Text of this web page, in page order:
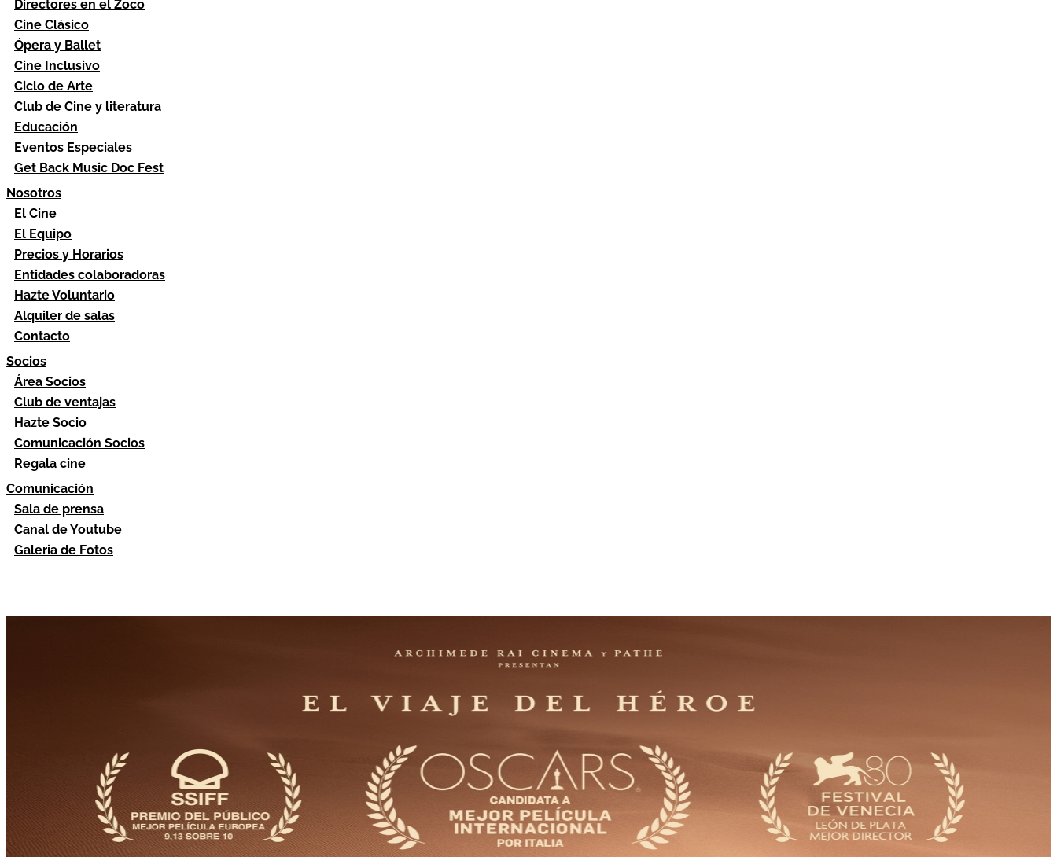
Directores en el Zoco
Cine Clásico
Ópera y Ballet
Cine Inclusivo
Ciclo de Arte
Club de Cine y literatura
Educación
Eventos Especiales
Get Back Music Doc Fest
Nosotros
El Cine
El Equipo
Precios y Horarios
Entidades colaboradoras
Hazte Voluntario
Alquiler de salas
Contacto
Socios
Área Socios
Club de ventajas
Hazte Socio
Comunicación Socios
Regala cine
Comunicación
Sala de prensa
Canal de Youtube
Galeria de Fotos